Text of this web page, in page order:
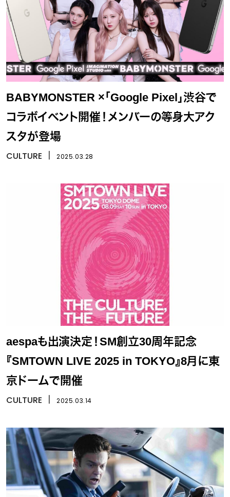
BABYMONSTER ×「Google Pixel」渋谷で
コラボイベント開催！メンバーの等身大アク
スタが登場
CULTURE 2025.03.28
aespaも出演決定！SM創立30周年記念
『SMTOWN LIVE 2025 in TOKYO』8月に東
京ドームで開催
CULTURE 2025.03.14